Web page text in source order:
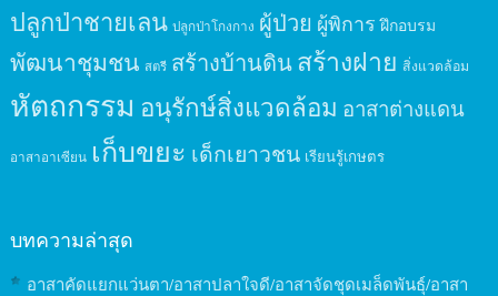
ปลูกป่าชายเลน ปลูกป่าโกงกาง ผู้ป่วย ผู้พิการ ฝึกอบรม
พัฒนาชุมชน สตรี สร้างบ้านดินสร้างฝาย สิ่งแวดล้อม
หัตถกรรม อนุรักษ์สิ่งแวดล้อม อาสาต่างแดน
อาสาอาเซียน เก็บขยะ เด็กเยาวชน เรียนรู้เกษตร
บทความล่าสุด
อาสาคัดแยกแว่นตา/อาสาปลาใจดี/อาสาจัดชุดเมล็ดพันธุ์/อาสา